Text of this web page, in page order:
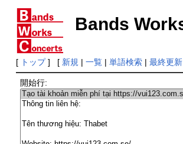
Bands
[ トップ] [ 新規 | 一覧| 単語検索| 最終更新
開始行: